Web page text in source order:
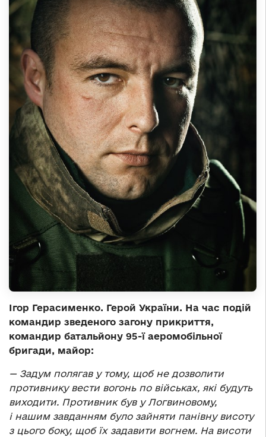
Ігор Герасименко. Герой України. На час подій
командир зведеного загону прикриття,
командир батальйону 95-ї аеромобільної
бригади, майор:
— Задум полягав у тому, щоб не дозволити
противнику вести вогонь по військах, які будуть
виходити. Противник був у Логвиновому,
і нашим завданням було зайняти панівну висоту
з цього боку, щоб їх задавити вогнем. На висоти